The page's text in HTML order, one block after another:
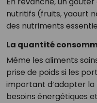
nutritifs (fruits, yaourt
des nutriments
La quantité
Même les aliments
prise de poids si les
important d’adapter
besoins énergétiques